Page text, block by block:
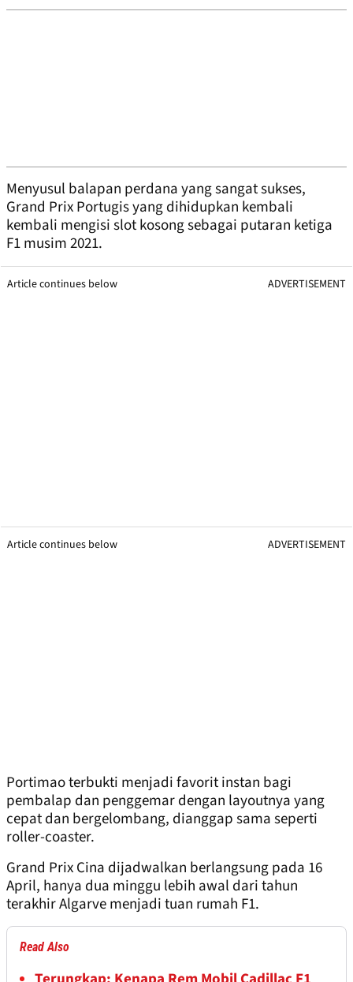
Menyusul balapan perdana yang sangat sukses,
Grand Prix Portugis yang dihidupkan kembali
kembali mengisi slot kosong sebagai putaran ketiga
F1 musim 2021.
Article continues below ADVERTISEMENT
Article continues below ADVERTISEMENT
Portimao terbukti menjadi favorit instan bagi
pembalap dan penggemar dengan layoutnya yang
cepat dan bergelombang, dianggap sama seperti
roller-coaster.
Grand Prix Cina dijadwalkan berlangsung pada 16
April, hanya dua minggu lebih awal dari tahun
terakhir Algarve menjadi tuan rumah F1.
Read Also